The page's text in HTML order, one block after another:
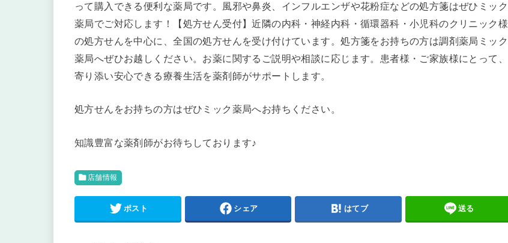
って購入できる便利な薬局です。風邪や鼻炎、インフルエンザや花粉症などの処方箋はぜひミック
薬局でご対応します！【処方せん受付】近隣の内科・神経内科・循環器科・小児科のクリニック様
の処方せんを中心に、全国の処方せんを受け付けています。処方箋をお持ちの方は調剤薬局ミック
薬局へぜひお越しください。お薬に関するご説明や相談に応じます。患者様・ご家族様にとって、
寄り添い安心できる療養生活を薬剤師がサポートします。
処方せんをお持ちの方はぜひミック薬局へお持ちください。
知識豊富な薬剤師がお待ちしております♪
店舗情報
ポスト シェア はてブ 送る